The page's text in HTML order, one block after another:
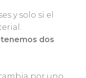
y solo si el
dos